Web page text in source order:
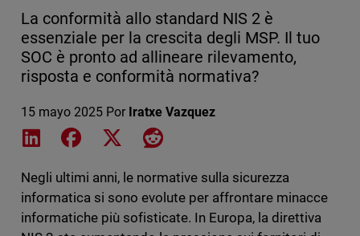
La conformità allo standard NIS 2 è
essenziale per la crescita degli MSP. Il tuo
SOC è pronto ad allineare rilevamento,
risposta e conformità normativa?
15 mayo 2025 Por Iratxe Vazquez
Share on LinkedIn
Share on Facebook
Share on XShare on Reddit
Negli ultimi anni, le normative sulla sicurezza
informatica si sono evolute per affrontare minacce
informatiche più sofisticate. In Europa, la direttiva